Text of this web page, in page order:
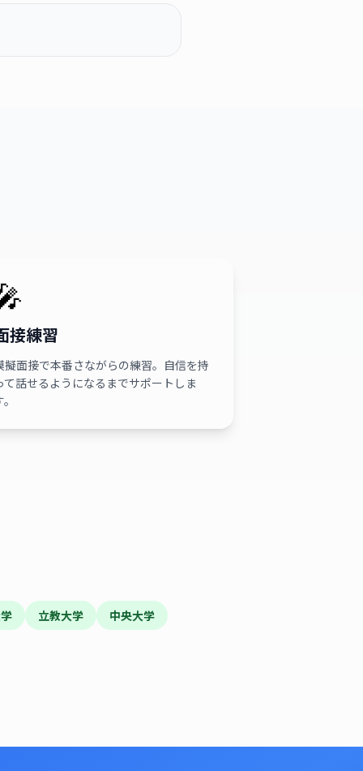
接練習
擬面接で本番さながらの練習。自信を持
て話せるようになるまでサポートしま
立教大学 中央大学